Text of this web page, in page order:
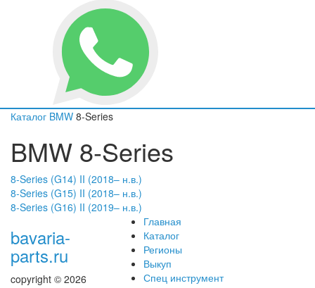
Каталог BMW 8-Series
BMW 8-Series
8-Series (G14) II (2018– н.в.)
8-Series (G15) II (2018– н.в.)
8-Series (G16) II (2019– н.в.)
bavaria-
parts.ru
copyright © 2026
Главная
Каталог
Регионы
Выкуп
Спец инструмент